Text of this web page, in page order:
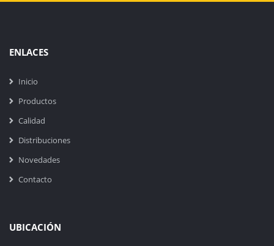
ENLACES
Inicio
Productos
Calidad
Distribuciones
Novedades
Contacto
UBICACIÓN